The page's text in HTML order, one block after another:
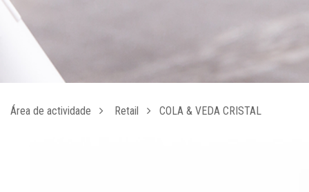
Área de actividade Retail COLA & VEDA CRISTAL